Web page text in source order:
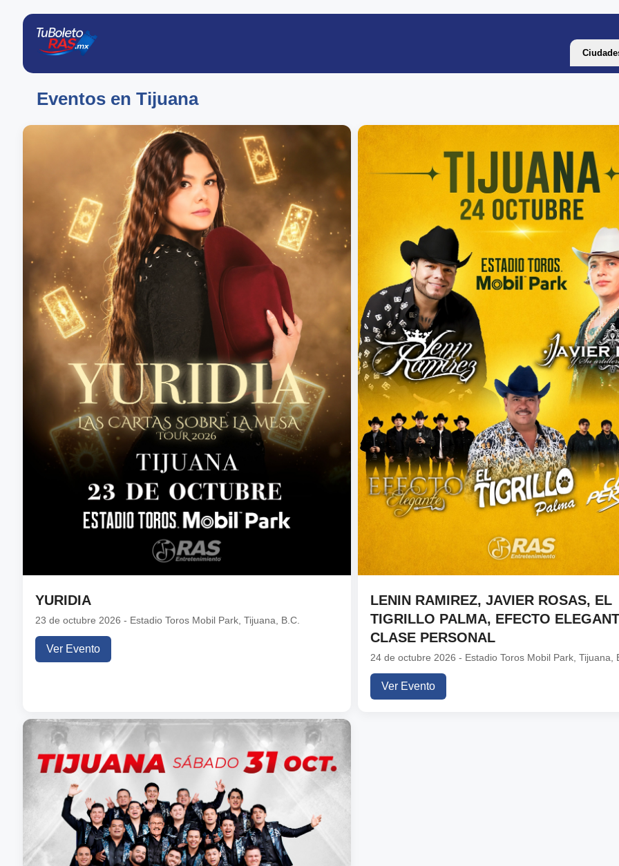
Eventos en Tijuana
YURIDIA
23 de octubre 2026 - Estadio Toros Mobil Park, Tijuana, B.C.
Ver Evento
LENIN RAMIREZ, JAVIER ROSAS, EL
TIGRILLO PALMA, EFECTO
CLASE PERSONAL
24 de octubre 2026 - Estadio Toros Mobil Park, Tijuana,
Ver Evento